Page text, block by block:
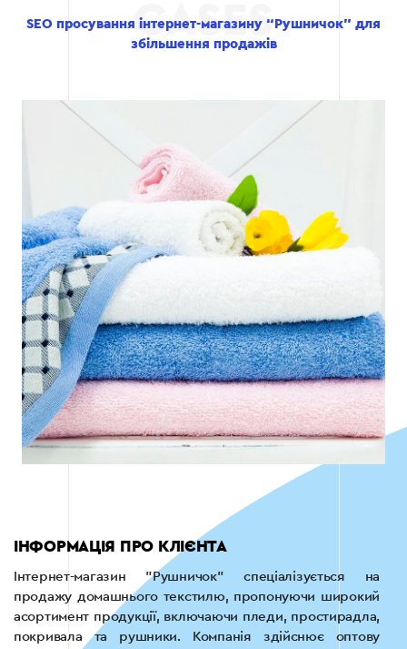
SEO просування інтернет-магазину “Рушничок” для
збільшення продажів
ІНФОРМАЦІЯ ПРО КЛІЄНТА
Інтернет-магазин "Рушничок" спеціалізується на
продажу домашнього текстилю, пропонуючи широкий
асортимент продукції, включаючи пледи, простирадла,
покривала та рушники. Компанія здійснює оптову